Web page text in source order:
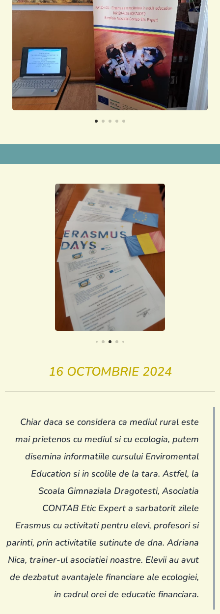
16 OCTOMBRIE 2024
Chiar daca se considera ca mediul rural este
mai prietenos cu mediul si cu ecologia, putem
disemina informatiile cursului Enviromental
Education si in scolile de la tara. Astfel, la
Scoala Gimnaziala Dragotesti, Asociatia
CONTAB Etic Expert a sarbatorit zilele
Erasmus cu activitati pentru elevi, profesori si
parinti, prin activitatile sutinute de dna. Adriana
Nica, trainer-ul asociatiei noastre. Elevii au avut
de dezbatut avantajele financiare ale ecologiei,
in cadrul orei de educatie financiara.